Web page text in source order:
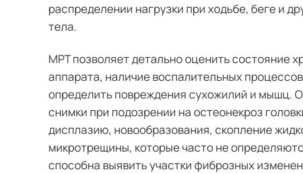
распределении нагрузки при ходьбе, беге и
тела.
МРТ позволяет детально оценить состояние
аппарата, наличие воспалительных
определить повреждения сухожилий и мышц.
снимки при подозрении на остеонекроз
дисплазию, новообразования, скопление
микротрещины, которые часто не
способна выявить участки фиброзных